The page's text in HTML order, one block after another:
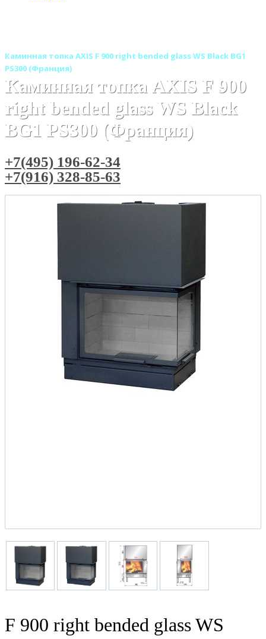
Каминная топка AXIS F 900 right bended glass WS Black BG1
PS300 (Франция)
Каминная топка AXIS F 900
right bended glass WS Black
BG1 PS300 (Франция)
+7(495) 196-62-34
+7(916) 328-85-63
F 900 right bended glass WS